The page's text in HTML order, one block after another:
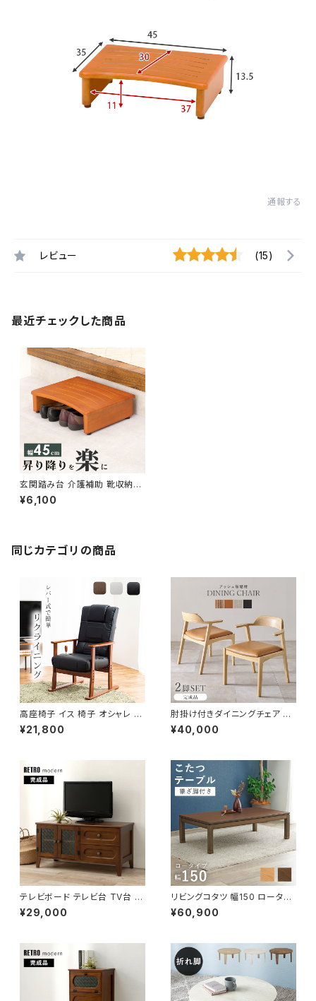
通報する
レビュー (15)
最近チェックした商品
玄関踏み台 介護補助 靴収納可
踏み台 ステップ台 下駄箱 くつ
収納台 玄関収納 新生活 一人暮
¥6,100
同じカテゴリの商品
高座椅子 イス 椅子 オシャレ チ
ェア チェアー リクライニング 無
段階調節
¥21,800
肘掛け付きダイニングチェア 完
成品 2脚セット チェア チェアー
イス 椅子 リビング ダイニング
¥40,000
テレビボード テレビ台 TV台 リ
ビングボード レトロ 幅90 奥行
40 高さ45
¥29,000
リビングコタツ 幅150 ロータイ
プ 継脚付き こたつ カジュアルコ
タツ こたつテーブル ローテーブ
¥60,900